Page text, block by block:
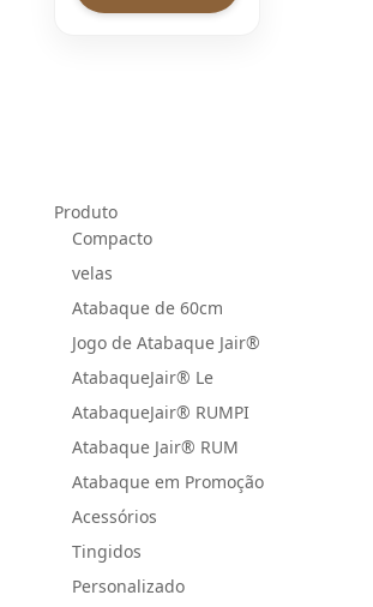
Produto
Compacto
velas
Atabaque de 60cm
Jogo de Atabaque Jair®
AtabaqueJair® Le
AtabaqueJair® RUMPI
Atabaque Jair® RUM
Atabaque em Promoção
Acessórios
Tingidos
Personalizado